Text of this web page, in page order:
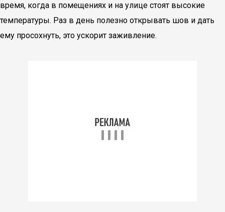
время, когда в помещениях и на улице стоят высокие
температуры. Раз в день полезно открывать шов и дать
ему просохнуть, это ускорит заживление.